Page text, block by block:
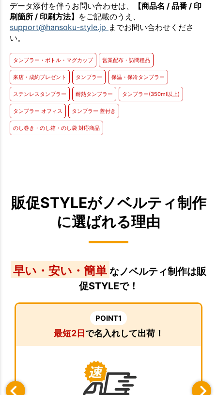
データ添付を伴うお問い合わせは、
【商品名 / 品番 / 印
刷箇所 / 印刷方法】 をご記載のうえ、
support@hansoku-style.jp までお問い合わせくださ
い。
タンブラー・ボトル・マグカップ 営業配布・訪問粗品
来店・成約プレゼント タンブラー 保温・保冷タンブラー
ステンレスタンブラー 耐熱タンブラー タンブラー(350ml以上)
タンブラー オフィス タンブラー 蓋付き
のし巻き・のし箱・のし袋 対応商品
販促STYLEがノベルティ制作
に選ばれる理由
早い・安い・簡単 なノベルティ制作は販
促STYLEで！
POINT1
最短2日 で名入れして出荷！